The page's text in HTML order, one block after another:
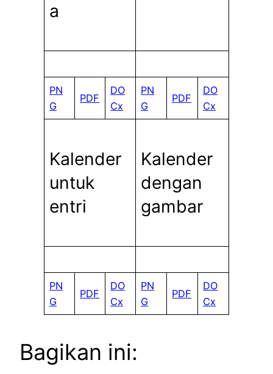
a
PN
G
PDF
DO
Cx
PN
G
PDF
DO
Cx
Kalender
untuk
entri
Kalender
dengan
gambar
PN
G
PDF
DO
Cx
PN
G
PDF
DO
Cx
Bagikan ini: